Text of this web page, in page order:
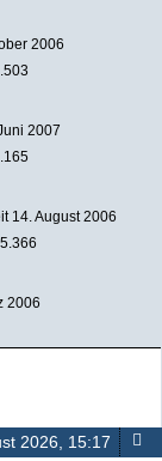
2006
2007
14. August 2006
2006
2026, 15:17